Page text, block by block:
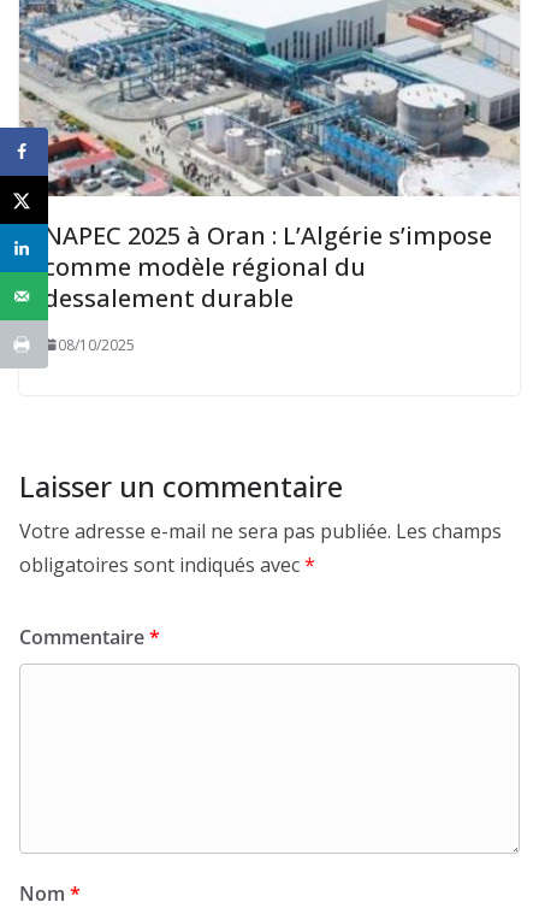
NAPEC 2025 à Oran : L’Algérie s’impose
comme modèle régional du
dessalement durable
08/10/2025
Laisser un commentaire
Votre adresse e-mail ne sera pas publiée. Les champs
obligatoires sont indiqués avec*
Commentaire*
Nom *